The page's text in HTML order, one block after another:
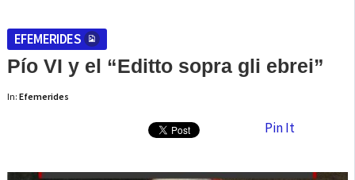
EFEMERIDES
Pío VI y el “Editto sopra gli ebrei”
In: Efemerides
Pin It